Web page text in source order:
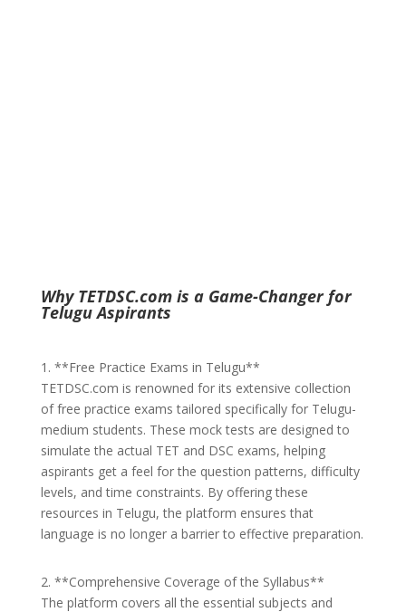
Why TETDSC.com is a Game-Changer for
Telugu Aspirants
1. **Free Practice Exams in Telugu**
TETDSC.com is renowned for its extensive collection
of free practice exams tailored specifically for Telugu-
medium students. These mock tests are designed to
simulate the actual TET and DSC exams, helping
aspirants get a feel for the question patterns, difficulty
levels, and time constraints. By offering these
resources in Telugu, the platform ensures that
language is no longer a barrier to effective preparation.
2. **Comprehensive Coverage of the Syllabus**
The platform covers all the essential subjects and